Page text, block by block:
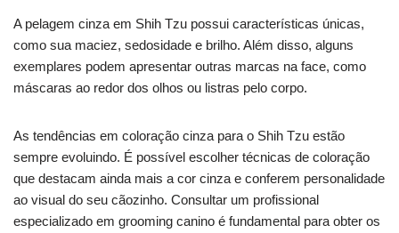
A pelagem cinza em Shih Tzu possui características únicas,
como sua maciez, sedosidade e brilho. Além disso, alguns
exemplares podem apresentar outras marcas na face, como
máscaras ao redor dos olhos ou listras pelo corpo.
As tendências em coloração cinza para o Shih Tzu estão
sempre evoluindo. É possível escolher técnicas de coloração
que destacam ainda mais a cor cinza e conferem personalidade
ao visual do seu cãozinho. Consultar um profissional
especializado em grooming canino é fundamental para obter os